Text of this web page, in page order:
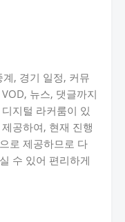
, 경기 일정, 커뮤
뉴스, 댓글까지
지털 라커룸이 있
공하여, 현재 진행
로 제공하므로 다
수 있어 편리하게